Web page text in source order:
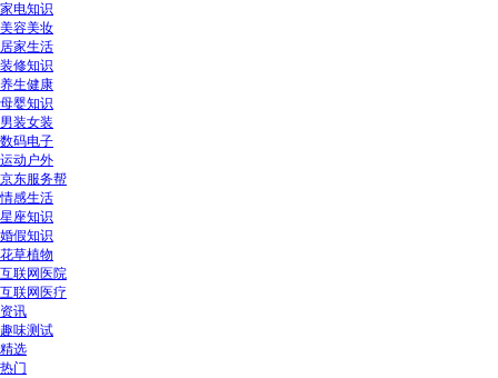
家电知识
美容美妆
居家生活
装修知识
养生健康
母婴知识
男装女装
数码电子
运动户外
京东服务帮
情感生活
星座知识
婚假知识
花草植物
互联网医院
互联网医疗
资讯
趣味测试
精选
热门